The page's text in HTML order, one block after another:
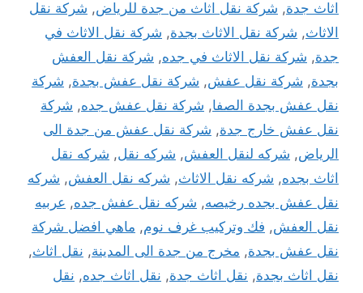
اثاث جدة, شركة نقل اثاث من جدة للرياض, شركة نقل
الاثاث, شركة نقل الاثاث بجدة, شركة نقل الاثاث في
جدة, شركة نقل الاثاث في جده, شركة نقل العفش
بجدة, شركة نقل عفش, شركة نقل عفش بجدة, شركة
نقل عفش بجدة الصفا, شركة نقل عفش جده, شركة
نقل عفش خارج جدة, شركة نقل عفش من جدة الى
الرياض, شركه لنقل العفش, شركه نقل, شركه نقل
اثاث بجده, شركه نقل الاثاث, شركه نقل العفش, شركه
نقل عفش بجده رخيصه, شركه نقل عفش جده, عربيه
نقل العفش, فك وتركيب غرف نوم, ماهي افضل شركة
نقل عفش بجدة, مخرج من جدة الى المدينة, نقل اثاث,
نقل اثاث بجدة, نقل اثاث جدة, نقل اثاث جده, نقل